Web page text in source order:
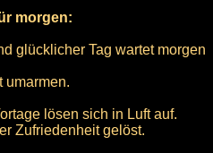
morgen:
glücklicher Tag wartet morgen
umarmen.
lösen sich in Luft auf.
Zufriedenheit gelöst.